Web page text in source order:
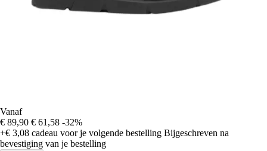
Vanaf
€ 89,90 € 61,58 -32%
+€ 3,08 cadeau voor je volgende bestelling Bijgeschreven na
bevestiging van je bestelling